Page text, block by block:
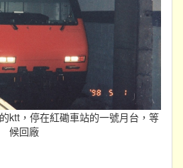
ktt，停在紅磡車站的一號月台，等
候回廠